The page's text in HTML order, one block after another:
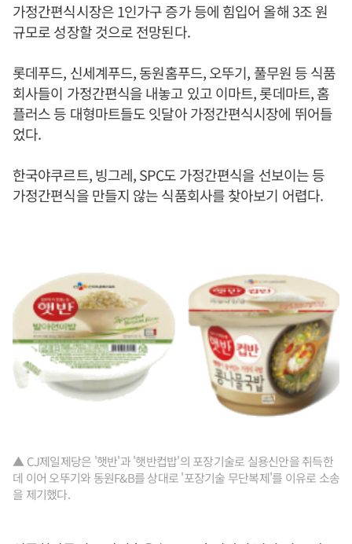
가정간편식시장은 1인가구 증가 등에 힘입어 올해 3조 원
규모로 성장할 것으로 전망된다.
롯데푸드, 신세계푸드, 동원홈푸드, 오뚜기, 풀무원 등 식품
회사들이 가정간편식을 내놓고 있고 이마트, 롯데마트, 홈
플러스 등 대형마트들도 잇달아 가정간편식시장에 뛰어들
었다.
한국야쿠르트, 빙그레, SPC도 가정간편식을 선보이는 등
가정간편식을 만들지 않는 식품회사를 찾아보기 어렵다.
▲ CJ제일제당은 '햇반'과 '햇반컵밥'의 포장기술로 실용신안을 취득한
데 이어 오뚜기와 동원F&B를 상대로 '포장기술 무단복제'를 이유로 소송
을 제기했다.